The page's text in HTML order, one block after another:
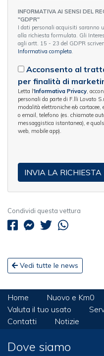
INFORMATIVA AI SENSI DEL
"GDPR"
I dati personali acquisiti saranno
alla richiesta formulata. Gli
Informativa completa.
Acconsento al
per finalità di
Letta l'Informativa Privacy,
personali da parte di F.lli Lovato
modalità elettroniche e/o
o email, telefono (es. chiamate
messaggistica istantanea), e
web, mobile app).
Condividi questa vettura
Vedi tutte le news
Home Nuovo e Km0
Valuta il tuo usato
Contatti
Notizie
Dove siamo